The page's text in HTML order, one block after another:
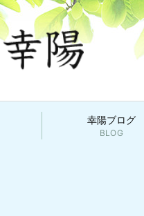
幸陽ブログ
BLOG